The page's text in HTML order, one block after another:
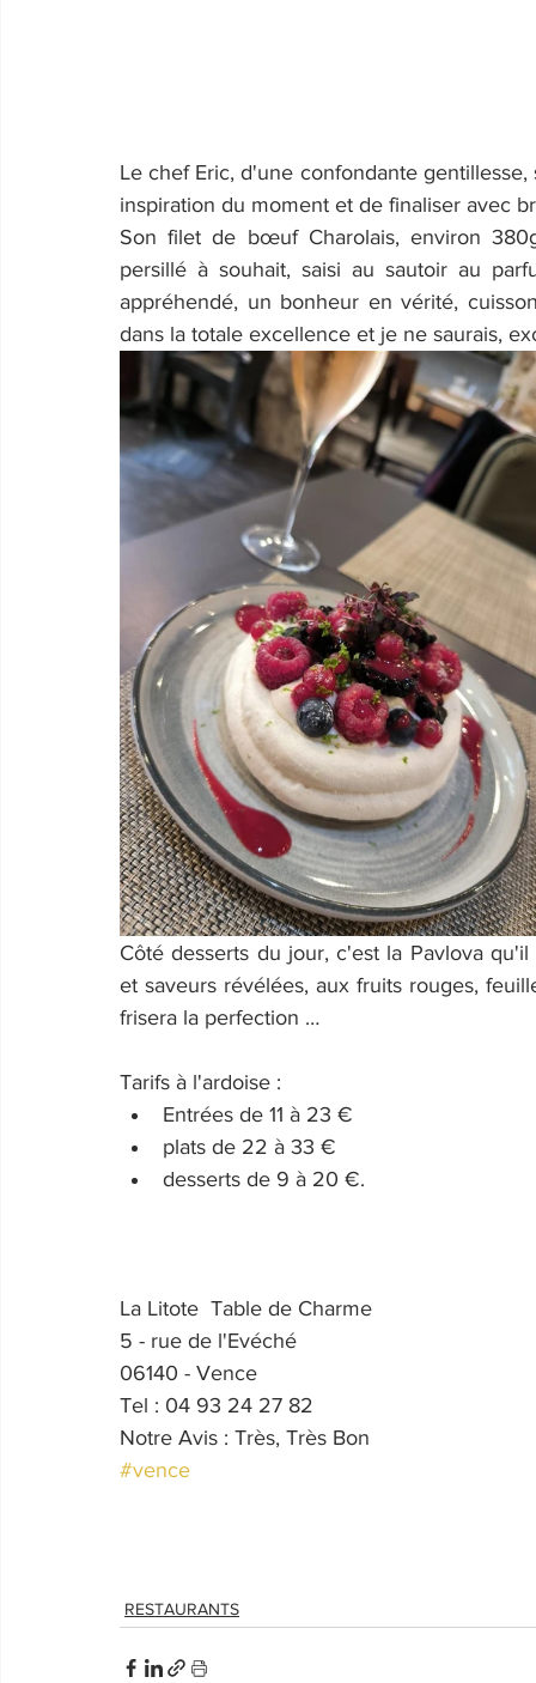
Le chef Eric, d'une confondante
inspiration du moment et de finaliser avec
Son filet de bœuf Charolais, environ
persillé à souhait, saisi au sautoir au
appréhendé, un bonheur en vérité,
dans la totale excellence et je ne saurais,
Côté desserts du jour, c'est la Pavlova
et saveurs révélées, aux fruits rouges,
frisera la perfection …
Tarifs à l'ardoise :
Entrées de 11 à 23 €
plats de 22 à 33 €
desserts de 9 à 20 €.
La Litote  Table de Charme
5 - rue de l'Evéché
06140 - Vence
Tel : 04 93 24 27 82
Notre Avis : Très, Très Bon
#vence
RESTAURANTS